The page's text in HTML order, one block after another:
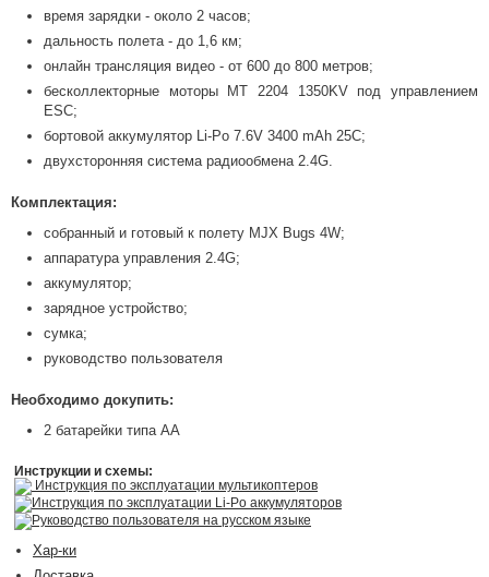
время зарядки - около 2 часов;
дальность полета - до 1,6 км;
онлайн трансляция видео - от 600 до 800 метров;
бесколлекторные моторы MT 2204 1350KV под управлением
ESC;
бортовой аккумулятор Li-Po 7.6V 3400 mAh 25C;
двухсторонняя система радиообмена 2.4G.
Комплектация:
собранный и готовый к полету MJX Bugs 4W;
аппаратура управления 2.4G;
аккумулятор;
зарядное устройство;
сумка;
руководство пользователя
Необходимо докупить:
2 батарейки типа АА
Инструкции и схемы:
Инструкция по эксплуатации мультикоптеров
Инструкция по эксплуатации Li-Po аккумуляторов
Руководство пользователя на русском языке
Хар-ки